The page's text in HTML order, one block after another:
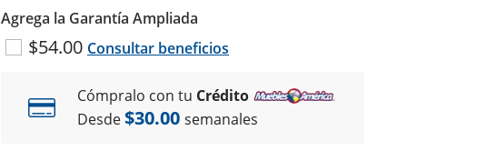
Agrega la Garantía Ampliada
$54.00 Consultar beneficios
Cómpralo con tu Crédito
Desde$30.00 semanales